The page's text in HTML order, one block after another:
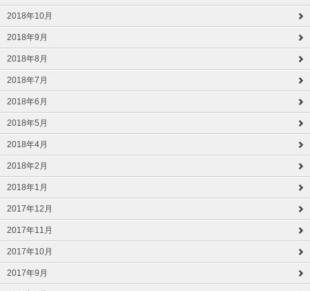
2018年10月
2018年9月
2018年8月
2018年7月
2018年6月
2018年5月
2018年4月
2018年2月
2018年1月
2017年12月
2017年11月
2017年10月
2017年9月